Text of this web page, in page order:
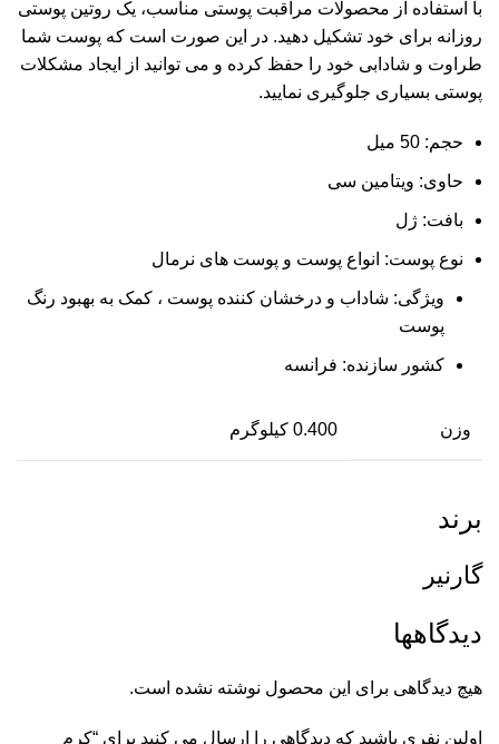
با استفاده از محصولات مراقبت پوستی مناسب، یک روتین پوستی
روزانه برای خود تشکیل دهید. در این صورت است که پوست شما
طراوت و شادابی خود را حفظ کرده و می توانید از ایجاد مشکلات
پوستی بسیاری جلوگیری نمایید.
حجم: 50 میل
حاوی: ویتامین سی
بافت: ژل
نوع پوست: انواع پوست و پوست های نرمال
ویژگی: شاداب و درخشان کننده پوست ، کمک به بهبود رنگ
پوست
کشور سازنده: فرانسه
وزن 0.400 کیلوگرم
برند
گارنیر
دیدگاهها
هیچ دیدگاهی برای این محصول نوشته نشده است.
اولین نفری باشید که دیدگاهی را ارسال می کنید برای “کرم